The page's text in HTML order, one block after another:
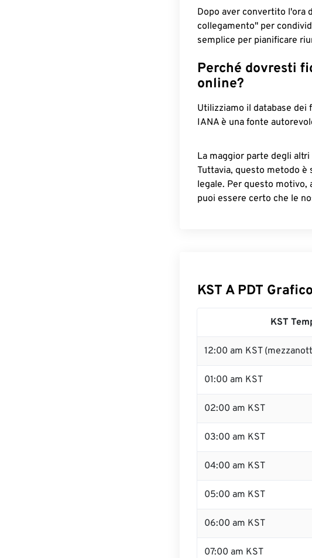
Dopo aver convertito l'ora
collegamento" per
semplice per pianificare
Perché dovresti
online?
Utilizziamo il database dei
IANA è una fonte
La maggior parte degli
Tuttavia, questo metodo
legale. Per questo motivo,
puoi essere certo che le
KST A PDT Grafico
KST
12:00 am KST
01:00 am KST
02:00 am KST
03:00 am KST
04:00 am KST
05:00 am KST
06:00 am KST
07:00 am KST